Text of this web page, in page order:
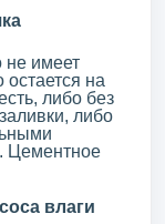
не имеет
на
либо без
либо
Цементное
влаги